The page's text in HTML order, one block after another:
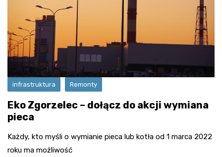
infrastruktura Remonty
Eko Zgorzelec – dołącz do akcji wymiana
pieca
Każdy, kto myśli o wymianie pieca lub kotła od 1 marca 2022
roku ma możliwość